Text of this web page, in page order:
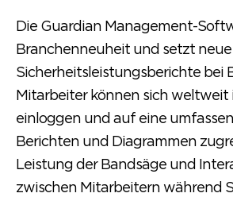
Die Guardian Management-
Branchenneuheit und setzt
Sicherheitsleistungsberichte bei
Mitarbeiter können sich weltweit
einloggen und auf eine
Berichten und Diagrammen
Leistung der Bandsäge und
zwischen Mitarbeitern während